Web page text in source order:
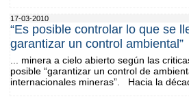
17-03-2010
“Es posible controlar lo que se
garantizar un control ambiental”
... minera a cielo abierto según las
posible “garantizar un control de
internacionales mineras”. Hacia la